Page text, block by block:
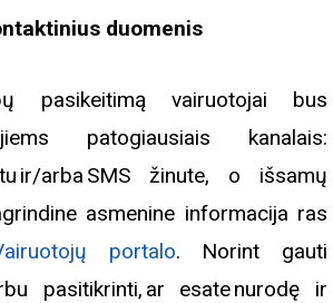
duomenis
pasikeitimą vairuotojai bus
patogiausiais kanalais:
ir/arba SMS žinute, o išsamų
asmenine informacija ras
portalo. Norint gauti
pasitikrinti, ar esate nurodę ir